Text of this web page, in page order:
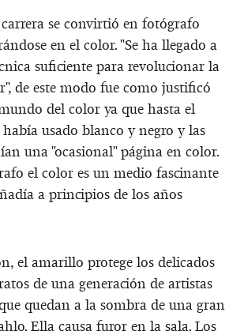
se convirtió en fotógrafo
en el color. "Se ha llegado a
suficiente para revolucionar la
de este modo fue como justificó
del color ya que hasta el
usado blanco y negro y las
una "ocasional" página en color.
el color es un medio fascinante
a principios de los años
el amarillo protege los delicados
de una generación de artistas
quedan a la sombra de una gran
Ella causa furor en la sala. Los